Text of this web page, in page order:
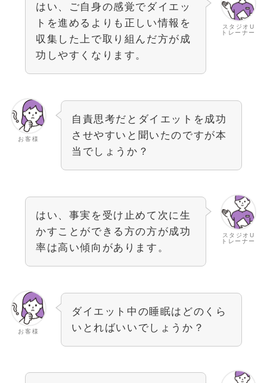
スタジオU
トレーナー
はい、ご自身の感覚でダイエッ
トを進めるよりも正しい情報を
収集した上で取り組んだ方が成
功しやすくなります。
お客様
自責思考だとダイエットを成功
させやすいと聞いたのですが本
当でしょうか？
スタジオU
トレーナー
はい、事実を受け止めて次に生
かすことができる方の方が成功
率は高い傾向があります。
お客様
ダイエット中の睡眠はどのくら
いとればいいでしょうか？